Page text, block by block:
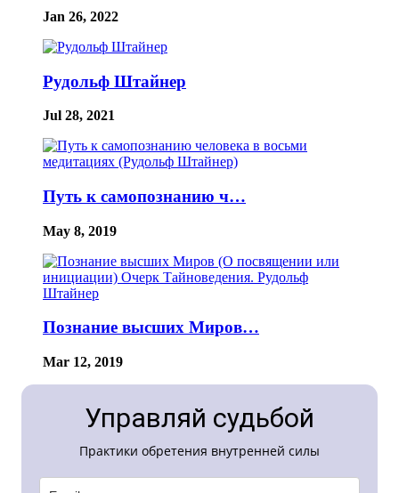
Jan 26, 2022
Рудольф Штайнер
Jul 28, 2021
Путь к самопознанию ч…
May 8, 2019
Познание высших Миров…
Mar 12, 2019
Управляй судьбой
Практики обретения внутренней силы